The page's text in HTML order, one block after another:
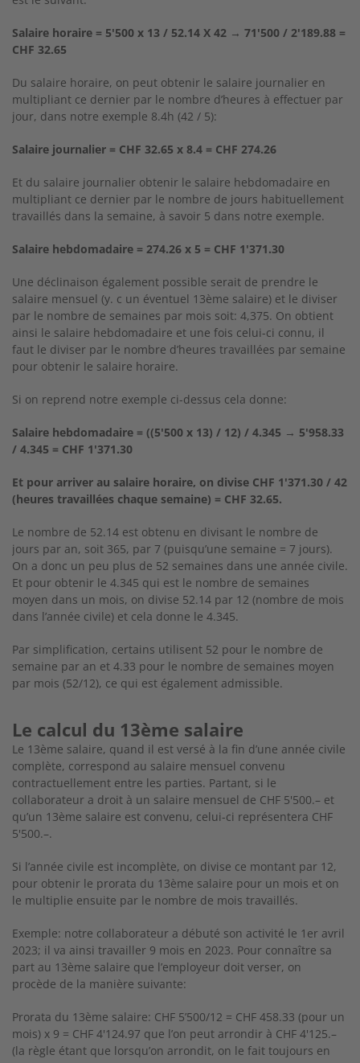
Salaire horaire = 5'500 x 13 / 52.14 X 42 → 71'500 / 2'189.88 =
CHF 32.65
Du salaire horaire, on peut obtenir le salaire journalier en
multipliant ce dernier par le nombre d’heures à effectuer par
jour, dans notre exemple 8.4h (42 / 5):
Salaire journalier = CHF 32.65 x 8.4 = CHF 274.26
Et du salaire journalier obtenir le salaire hebdomadaire en
multipliant ce dernier par le nombre de jours habituellement
travaillés dans la semaine, à savoir 5 dans notre exemple.
Salaire hebdomadaire = 274.26 x 5 = CHF 1'371.30
Une déclinaison également possible serait de prendre le
salaire mensuel (y. c un éventuel 13ème salaire) et le diviser
par le nombre de semaines par mois soit: 4,375. On obtient
ainsi le salaire hebdomadaire et une fois celui-ci connu, il
faut le diviser par le nombre d’heures travaillées par semaine
pour obtenir le salaire horaire.
Si on reprend notre exemple ci-dessus cela donne:
Salaire hebdomadaire = ((5'500 x 13) / 12) / 4.345 → 5'958.33
/ 4.345 = CHF 1'371.30
Et pour arriver au salaire horaire, on divise CHF 1'371.30 / 42
(heures travaillées chaque semaine) = CHF 32.65.
Le nombre de 52.14 est obtenu en divisant le nombre de
jours par an, soit 365, par 7 (puisqu’une semaine = 7 jours).
On a donc un peu plus de 52 semaines dans une année civile.
Et pour obtenir le 4.345 qui est le nombre de semaines
moyen dans un mois, on divise 52.14 par 12 (nombre de mois
dans l’année civile) et cela donne le 4.345.
Par simplification, certains utilisent 52 pour le nombre de
semaine par an et 4.33 pour le nombre de semaines moyen
par mois (52/12), ce qui est également admissible.
Le calcul du 13ème salaire
Le 13ème salaire, quand il est versé à la fin d’une année civile
complète, correspond au salaire mensuel convenu
contractuellement entre les parties. Partant, si le
collaborateur a droit à un salaire mensuel de CHF 5'500.– et
qu’un 13ème salaire est convenu, celui-ci représentera CHF
5'500.–.
Si l’année civile est incomplète, on divise ce montant par 12,
pour obtenir le prorata du 13ème salaire pour un mois et on
le multiplie ensuite par le nombre de mois travaillés.
Exemple: notre collaborateur a débuté son activité le 1er avril
2023; il va ainsi travailler 9 mois en 2023. Pour connaître sa
part au 13ème salaire que l’employeur doit verser, on
procède de la manière suivante:
Prorata du 13ème salaire: CHF 5’500/12 = CHF 458.33 (pour un
mois) x 9 = CHF 4'124.97 que l’on peut arrondir à CHF 4'125.–
(la règle étant que lorsqu’on arrondit, on le fait toujours en